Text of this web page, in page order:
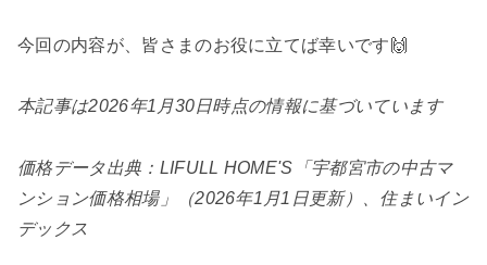
今回の内容が、皆さまのお役に立てば幸いです🙌
本記事は2026年1月30日時点の情報に基づいています
価格データ出典：LIFULL HOME'S「宇都宮市の中古マ
ンション価格相場」（2026年1月1日更新）、住まいイン
デックス